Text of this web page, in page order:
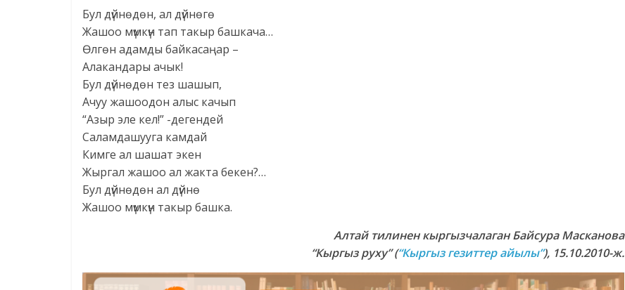
Бул дүйнөдөн, ал дүйнөгө
Жашоо мүмкүн тап такыр башкача…
Өлгөн адамды байкасаңар –
Алакандары ачык!
Бул дүйнөдөн тез шашып,
Ачуу жашоодон алыс качып
“Азыр эле кел!” -дегендей
Саламдашууга камдай
Кимге ал шашат экен
Жыргал жашоо ал жакта бекен?…
Бул дүйнөдөн ал дүйнө
Жашоо мүмкүн такыр башка.
Алтай тилинен кыргызчалаган Байсура Масканова
“Кыргыз руху” (“Кыргыз гезиттер айылы”), 15.10.2010-ж.